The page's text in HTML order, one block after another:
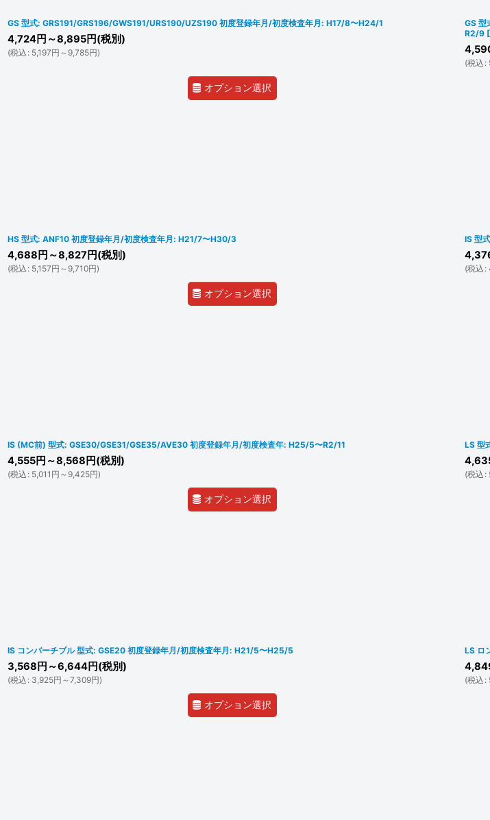
GS 型式: GRS191/GRS196/GWS191/URS190/UZS190 初度登録年月/初度検査年月: H17/8〜H24/1
4,724円 ～8,895円(税別)
(税込 : 5,197円 ～9,785円)
オプション選択
GS 型
R2/9 [
(税込 :
HS 型式: ANF10 初度登録年月/初度検査年月: H21/7〜H30/3
4,688 円 ～8,827 円(税別)
(税込 : 5,157円 ～9,710円)
オプション選択
IS 型
(税込 :
IS (MC前) 型式: GSE30/GSE31/GSE35/AVE30 初度登録年月/初度検査年: H25/5〜R2/11
4,555円 ～8,568 円(税別)
(税込 : 5,011 円 ～9,425円)
オプション選択
LS 型
(税込 :
IS コンバーチブル 型式: GSE20 初度登録年月/初度検査年月: H21/5〜H25/5
3,568 円 ～6,644円(税別)
(税込 : 3,925円 ～7,309円)
オプション選択
LS ロ
(税込 :